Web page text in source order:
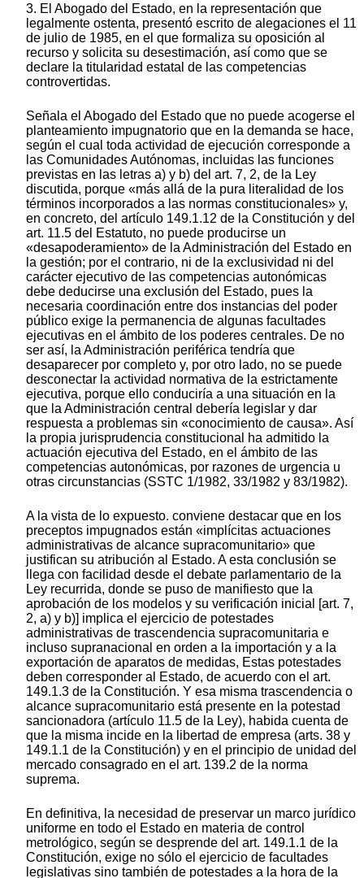
3. El Abogado del Estado, en la representación que
legalmente ostenta, presentó escrito de alegaciones el 11
de julio de 1985, en el que formaliza su oposición al
recurso y solicita su desestimación, así como que se
declare la titularidad estatal de las competencias
controvertidas.
Señala el Abogado del Estado que no puede acogerse el
planteamiento impugnatorio que en la demanda se hace,
según el cual toda actividad de ejecución corresponde a
las Comunidades Autónomas, incluidas las funciones
previstas en las letras a) y b) del art. 7, 2, de la Ley
discutida, porque «más allá de la pura literalidad de los
términos incorporados a las normas constitucionales» y,
en concreto, del artículo 149.1.12 de la Constitución y del
art. 11.5 del Estatuto, no puede producirse un
«desapoderamiento» de la Administración del Estado en
la gestión; por el contrario, ni de la exclusividad ni del
carácter ejecutivo de las competencias autonómicas
debe deducirse una exclusión del Estado, pues la
necesaria coordinación entre dos instancias del poder
público exige la permanencia de algunas facultades
ejecutivas en el ámbito de los poderes centrales. De no
ser así, la Administración periférica tendría que
desaparecer por completo y, por otro lado, no se puede
desconectar la actividad normativa de la estrictamente
ejecutiva, porque ello conduciría a una situación en la
que la Administración central debería legislar y dar
respuesta a problemas sin «conocimiento de causa». Así
la propia jurisprudencia constitucional ha admitido la
actuación ejecutiva del Estado, en el ámbito de las
competencias autonómicas, por razones de urgencia u
otras circunstancias (SSTC 1/1982, 33/1982 y 83/1982).
A la vista de lo expuesto. conviene destacar que en los
preceptos impugnados están «implícitas actuaciones
administrativas de alcance supracomunitario» que
justifican su atribución al Estado. A esta conclusión se
llega con facilidad desde el debate parlamentario de la
Ley recurrida, donde se puso de manifiesto que la
aprobación de los modelos y su verificación inicial [art. 7,
2, a) y b)] implica el ejercicio de potestades
administrativas de trascendencia supracomunitaria e
incluso supranacional en orden a la importación y a la
exportación de aparatos de medidas, Estas potestades
deben corresponder al Estado, de acuerdo con el art.
149.1.3 de la Constitución. Y esa misma trascendencia o
alcance supracomunitario está presente en la potestad
sancionadora (artículo 11.5 de la Ley), habida cuenta de
que la misma incide en la libertad de empresa (arts. 38 y
149.1.1 de la Constitución) y en el principio de unidad del
mercado consagrado en el art. 139.2 de la norma
suprema.
En definitiva, la necesidad de preservar un marco jurídico
uniforme en todo el Estado en materia de control
metrológico, según se desprende del art. 149.1.1 de la
Constitución, exige no sólo el ejercicio de facultades
legislativas sino también de potestades a la hora de la